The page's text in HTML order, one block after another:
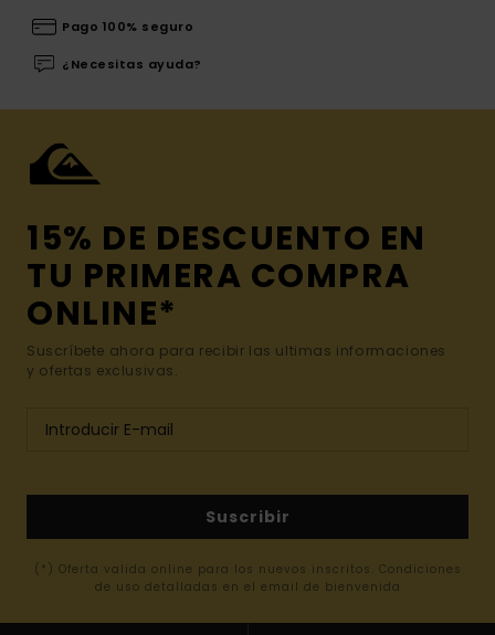
Pago 100% seguro
¿Necesitas ayuda?
15% DE DESCUENTO EN
TU PRIMERA COMPRA
ONLINE*
Suscríbete ahora para recibir las ultimas informaciones
y ofertas exclusivas.
Suscribir
(*) Oferta valida online para los nuevos inscritos. Condiciones
de uso detalladas en el email de bienvenida